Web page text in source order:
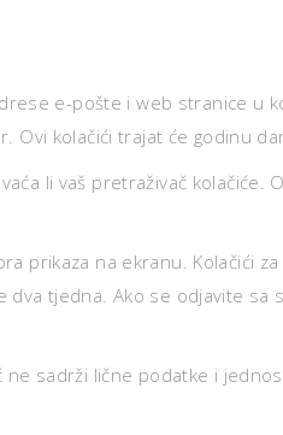
e-pošte i web stranice u
Ovi kolačići trajat će godinu
li vaš pretraživač kolačiće.
prikaza na ekranu. Kolačići
tjedna. Ako se odjavite sa
sadrži lične podatke i